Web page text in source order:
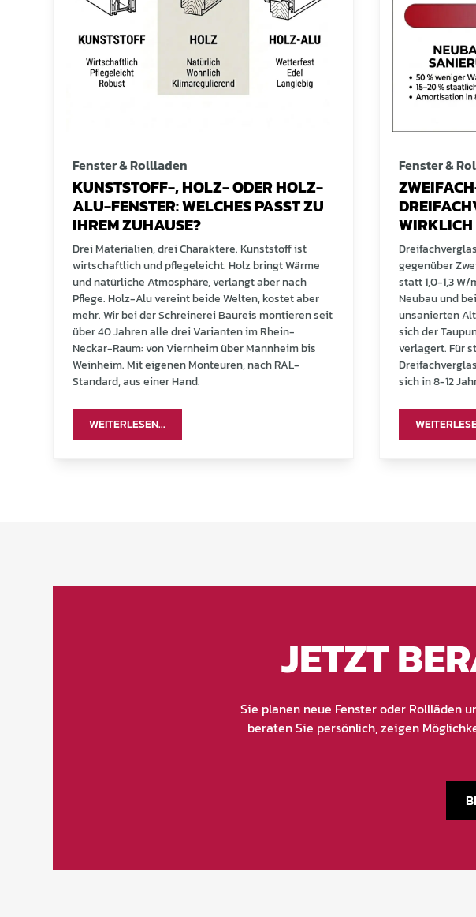
Fenster & Rollladen
KUNSTSTOFF-, HOLZ- ODER HOLZ-
ALU-FENSTER: WELCHES PASST ZU
IHREM ZUHAUSE?
Drei Materialien, drei Charaktere. Kunststoff ist
wirtschaftlich und pflegeleicht. Holz bringt Wärme
und natürliche Atmosphäre, verlangt aber nach
Pflege. Holz-Alu vereint beide Welten, kostet aber
mehr. Wir bei der Schreinerei Baureis montieren seit
über 40 Jahren alle drei Varianten im Rhein-
Neckar-Raum: von Viernheim über Mannheim bis
Weinheim. Mit eigenen Monteuren, nach RAL-
Standard, aus einer Hand.
WEITERLESEN...
Fenster &
WIRKLICH
gegenüber
statt 1,0-1,3
Neubau und
unsanierten
sich der
verlagert. Für
sich in 8-12
JETZT
Sie planen neue Fenster oder Rollläden
beraten Sie persönlich, zeigen